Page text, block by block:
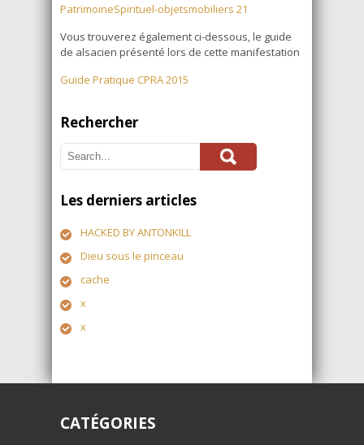
PatrimoineSpirituel-objetsmobiliers 21
Vous trouverez également ci-dessous, le guide
de alsacien présenté lors de cette manifestation
Guide Pratique CPRA 2015
Rechercher
Les derniers articles
HACKED BY ANTONKILL
Dieu sous le pinceau
cache
x
x
CATÉGORIES